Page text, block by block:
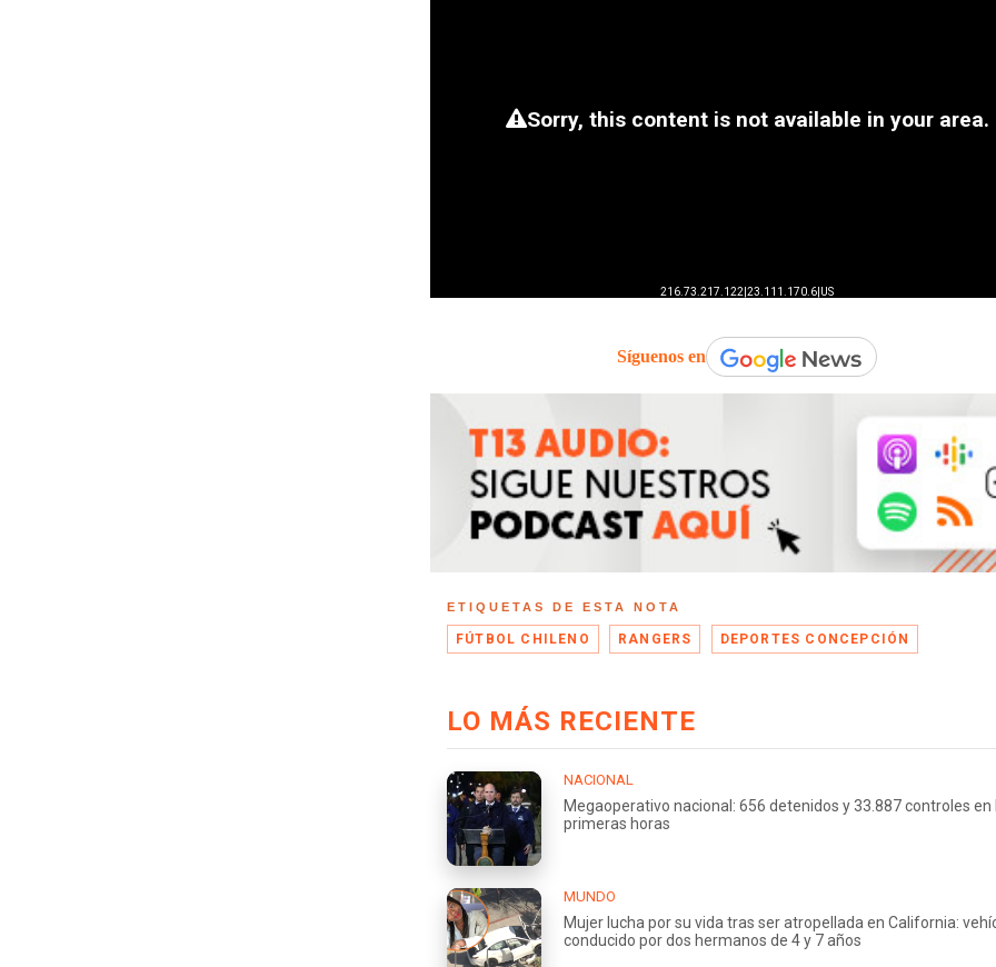
Síguenos en
ETIQUETAS DE ESTA NOTA
FÚTBOL CHILENO RANGERS DEPORTES CONCEPCIÓN
LO MÁS RECIENTE
NACIONAL
Megaoperativo nacional: 656 detenidos y 33.887 controles en
primeras horas
MUNDO
Mujer lucha por su vida tras ser atropellada en California:
conducido por dos hermanos de 4 y 7 años